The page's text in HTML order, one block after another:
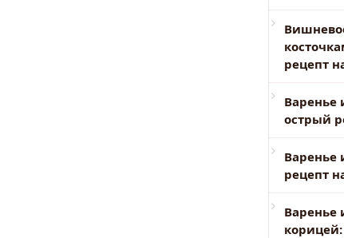
рецепт
Варенье
острый
Варенье
рецепт
Варенье